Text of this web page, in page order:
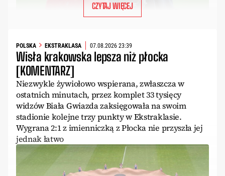
CZYTAJ WIĘCEJ
POLSKA EKSTRAKLASA 07.08.2026 23:39
Wisła krakowska lepsza niż płocka
[KOMENTARZ]
Niezwykle żywiołowo wspierana, zwłaszcza w
ostatnich minutach, przez komplet 33 tysięcy
widzów Biała Gwiazda zaksięgowała na swoim
stadionie kolejne trzy punkty w Ekstraklasie.
Wygrana 2:1 z imienniczką z Płocka nie przyszła jej
jednak łatwo